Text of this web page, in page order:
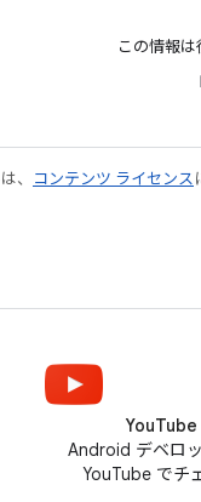
この情報
、 コンテンツ ライセンス
YouTube
Android デベロ
YouTube でチ